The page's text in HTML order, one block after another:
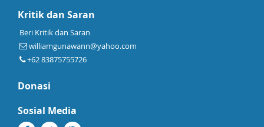
Kritik dan Saran
Beri Kritik dan Saran
williamgunawann@yahoo.com
+62 83875755726
Donasi
Sosial Media